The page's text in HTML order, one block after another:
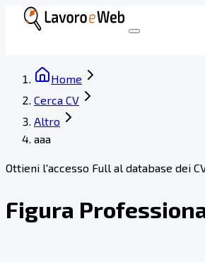
Home
Cerca CV
Altro
aaa
Ottieni l'accesso Full al database dei
Figura